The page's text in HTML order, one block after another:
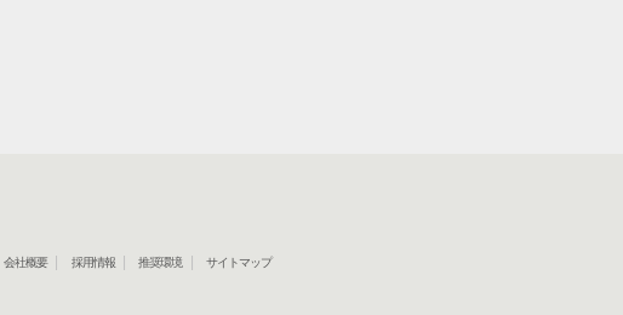
会社概要 採用情報 推奨環境 サイトマップ